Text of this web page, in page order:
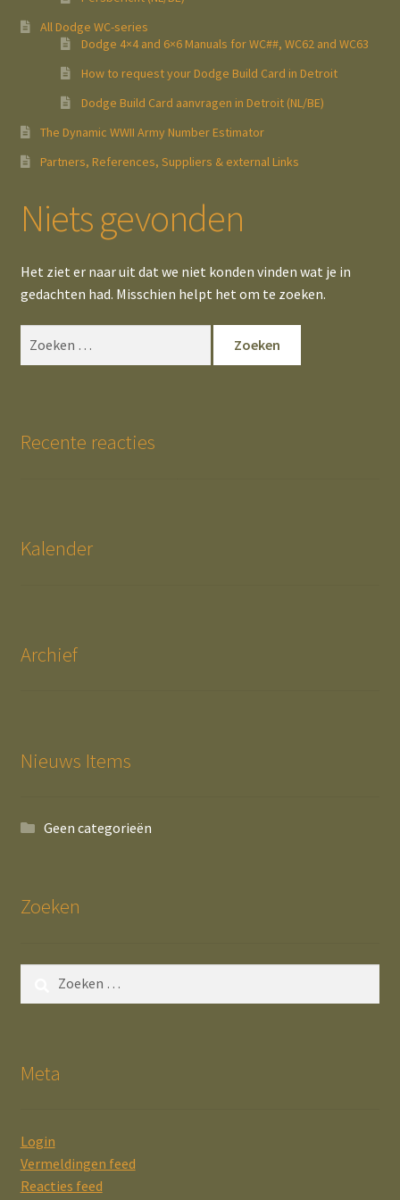
All Dodge WC-series
Dodge 4×4 and 6×6 Manuals for WC##, WC62 and WC63
How to request your Dodge Build Card in Detroit
Dodge Build Card aanvragen in Detroit (NL/BE)
The Dynamic WWII Army Number Estimator
Partners, References, Suppliers & external Links
Niets gevonden
Het ziet er naar uit dat we niet konden vinden wat je in
gedachten had. Misschien helpt het om te zoeken.
Recente reacties
Kalender
Archief
Nieuws Items
Geen categorieën
Zoeken
Meta
Login
Vermeldingen feed
Reacties feed